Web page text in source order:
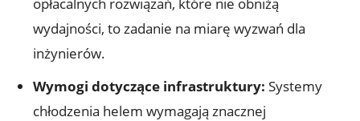
wydajności, to zadanie‌ na ⁤miarę wyzwań dla
inżynierów.
Wymogi dotyczące infrastruktury: Systemy
chłodzenia helem‍ wymagają⁢ znacznej